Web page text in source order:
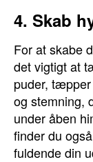
4. Skab
For at skabe
det vigtigt at
puder,
og stemning,
under åben
finder du
fuldende din